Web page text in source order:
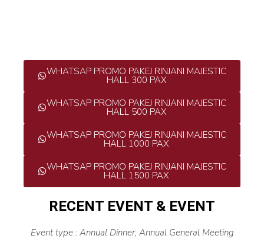
WHATSAP PROMO PAKEJ RINJANI MAJESTIC
HALL 300 PAX
WHATSAP PROMO PAKEJ RINJANI MAJESTIC
HALL 500 PAX
WHATSAP PROMO PAKEJ RINJANI MAJESTIC
HALL 1000 PAX
WHATSAP PROMO PAKEJ RINJANI MAJESTIC
HALL 1500 PAX
RECENT EVENT & EVENT
Event type : Annual Dinner, Annual General Meeting